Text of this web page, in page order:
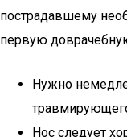
пострадавшему
первую
Нужно
Нос следует